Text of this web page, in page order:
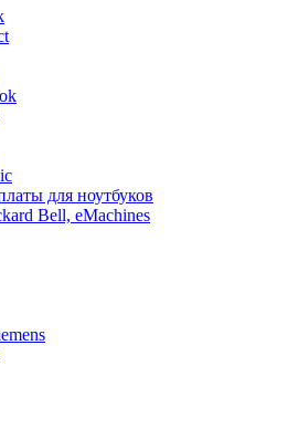
для ноутбуков
Bell, eMachines